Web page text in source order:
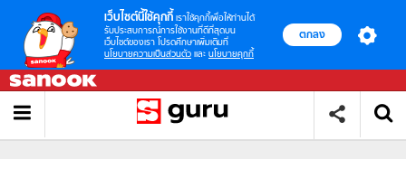
เว็บไซต์นี้ใช้คุกกี้ เราใช้คุกกี้เพื่อให้ท่านได้
รับประสบการณ์การใช้งานที่ดีที่สุดบน
เว็บไซต์ของเรา โปรดศึกษาเพิ่มเติมที่
นโยบายความเป็นส่วนตัว และ นโยบายคุกกี้
ตกลง